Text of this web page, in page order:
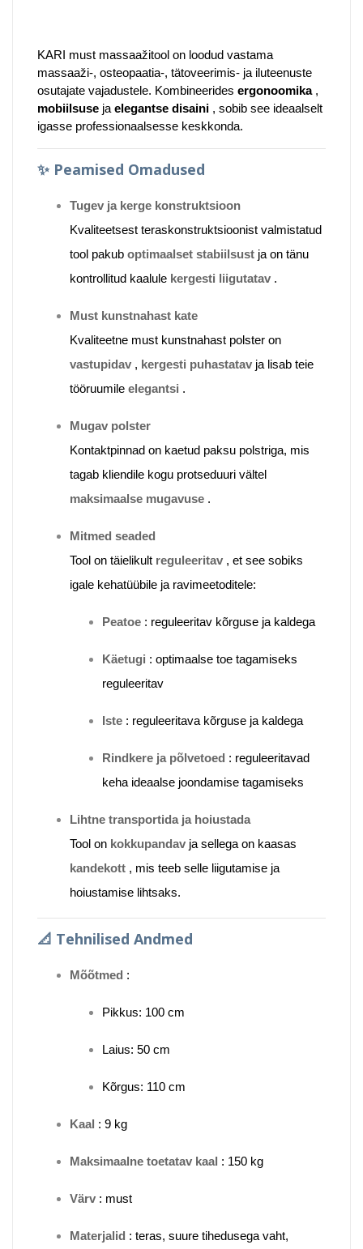
KARI must massaažitool on loodud vastama
massaaži-, osteopaatia-, tätoveerimis- ja iluteenuste
osutajate vajadustele. Kombineerides ergonoomika,
mobiilsuse ja elegantse disaini , sobib see ideaalselt
igasse professionaalsesse keskkonda.
✨ Peamised Omadused
Tugev ja kerge konstruktsioon
Kvaliteetsest teraskonstruktsioonist valmistatud
tool pakub optimaalset stabiilsust ja on tänu
kontrollitud kaalule kergesti liigutatav .
Must kunstnahast kate
Kvaliteetne must kunstnahast polster on
vastupidav , kergesti puhastatav ja lisab teie
tööruumile elegantsi .
Mugav polster
Kontaktpinnad on kaetud paksu polstriga, mis
tagab kliendile kogu protseduuri vältel
maksimaalse mugavuse .
Mitmed seaded
Tool on täielikult reguleeritav , et see sobiks
igale kehatüübile ja ravimeetoditele:
Peatoe : reguleeritav kõrguse ja kaldega
Käetugi : optimaalse toe tagamiseks
reguleeritav
Iste : reguleeritava kõrguse ja kaldega
Rindkere ja põlvetoed : reguleeritavad
keha ideaalse joondamise tagamiseks
Lihtne transportida ja hoiustada
Tool on kokkupandav ja sellega on kaasas
kandekott , mis teeb selle liigutamise ja
hoiustamise lihtsaks.
📐 Tehnilised Andmed
Mõõtmed :
Pikkus: 100 cm
Laius: 50 cm
Kõrgus: 110 cm
Kaal : 9 kg
Maksimaalne toetatav kaal : 150 kg
Värv : must
Materjalid : teras, suure tihedusega vaht,